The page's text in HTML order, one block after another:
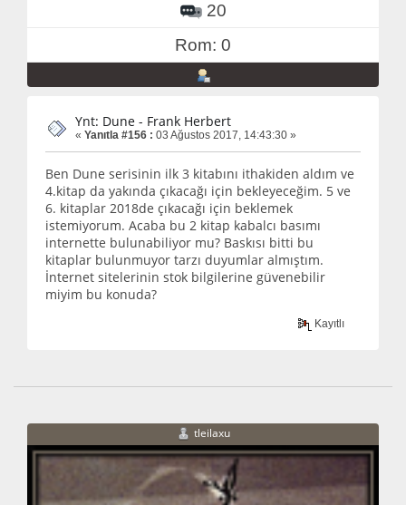
20
Rom: 0
Ynt: Dune - Frank Herbert
« Yanıtla #156 : 03 Ağustos 2017, 14:43:30 »
Ben Dune serisinin ilk 3 kitabını ithakiden aldım ve
4.kitap da yakında çıkacağı için bekleyeceğim. 5 ve
6. kitaplar 2018de çıkacağı için beklemek
istemiyorum. Acaba bu 2 kitap kabalcı basımı
internette bulunabiliyor mu? Baskısı bitti bu
kitaplar bulunmuyor tarzı duyumlar almıştım.
İnternet sitelerinin stok bilgilerine güvenebilir
miyim bu konuda?
Kayıtlı
tleilaxu